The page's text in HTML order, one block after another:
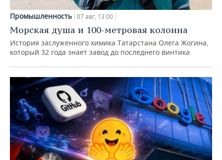
Промышленность 07 авг, 13:00
Морская душа и 100-метровая колонна
История заслуженного химика Татарстана Олега Жогина,
который 32 года знает завод до последнего винтика